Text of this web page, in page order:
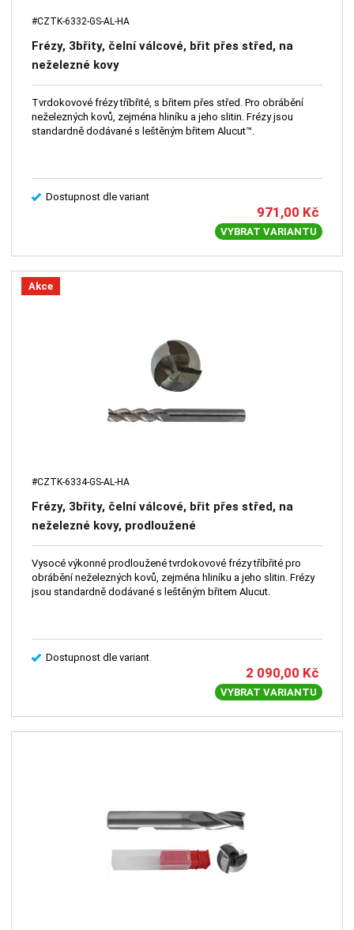
#CZTK-6332-GS-AL-HA
Frézy, 3břity, čelní válcové, břit přes střed, na
neželezné kovy
Tvrdokovové frézy tříbřité, s břitem přes střed. Pro obrábění
neželezných kovů, zejména hliníku a jeho slitin. Frézy jsou
standardně dodávané s leštěným břitem Alucut™.
Dostupnost dle variant
971,00 Kč
VYBRAT VARIANTU
Akce
#CZTK-6334-GS-AL-HA
Frézy, 3břity, čelní válcové, břit přes střed, na
neželezné kovy, prodloužené
Vysocé výkonné prodloužené tvrdokovové frézy tříbřité pro
obrábění neželezných kovů, zejména hliníku a jeho slitin. Frézy
jsou standardně dodávané s leštěným břitem Alucut.
Dostupnost dle variant
2 090,00 Kč
VYBRAT VARIANTU